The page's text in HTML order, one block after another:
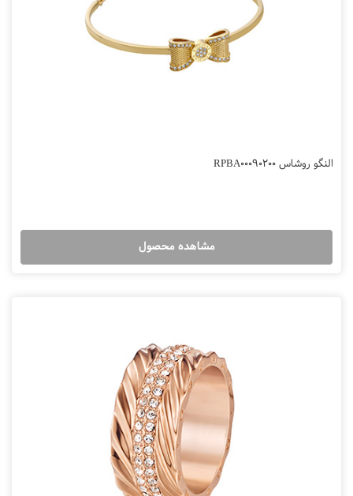
النگو روشاس RPBA00090200
مشاهده محصول